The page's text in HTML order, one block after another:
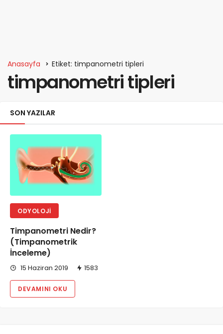
Anasayfa Etiket: timpanometri tipleri
timpanometri tipleri
SON YAZILAR
ODYOLOJI
Timpanometri Nedir?
(Timpanometrik
İnceleme)
15 Haziran 2019 1583
DEVAMINI OKU